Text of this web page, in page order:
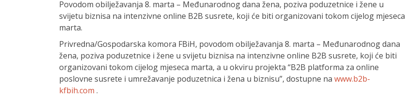
Povodom obilježavanja 8. marta – Međunarodnog dana žena, poziva poduzetnice i žene u
svijetu biznisa na intenzivne online B2B susrete, koji će biti organizovani tokom cijelog mjeseca
marta.
Privredna/Gospodarska komora FBiH, povodom obilježavanja 8. marta – Međunarodnog dana
žena, poziva poduzetnice i žene u svijetu biznisa na intenzivne online B2B susrete, koji će biti
organizovani tokom cijelog mjeseca marta, a u okviru projekta “B2B platforma za online
poslovne susrete i umrežavanje poduzetnica i žena u biznisu”, dostupne na www.b2b-
kfbih.com .